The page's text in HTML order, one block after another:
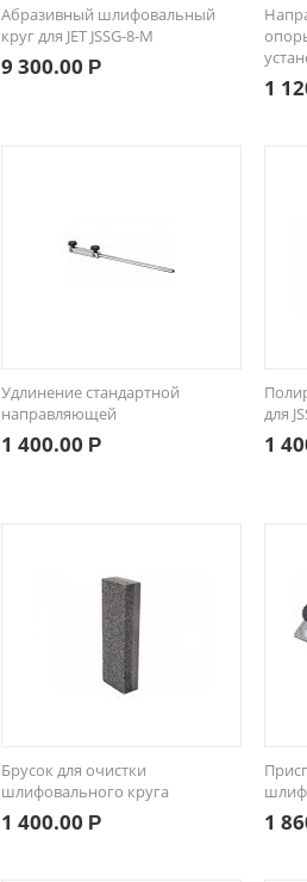
Абразивный шлифовальный
круг для JET JSSG-8-M
9 300.00 Р
1
Удлинение стандартной
направляющей
1 400.00 Р
для
1
Брусок для очистки
шлифовального круга
1 400.00 Р 1